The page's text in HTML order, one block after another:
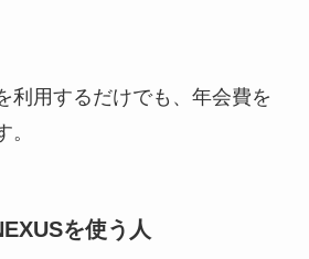
利用するだけでも、年会費を
を使う人